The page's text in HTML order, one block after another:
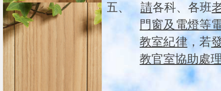
五、 請各科、各班
門窗及電燈等
教室紀律，若
教官室協助處